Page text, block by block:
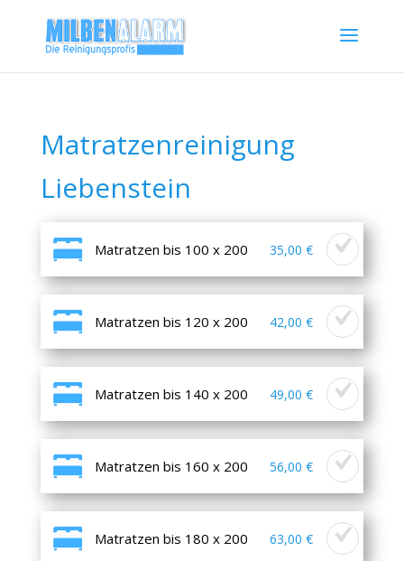
Matratzenreinigung
Liebenstein
Matratzen bis 100 x 200 35,00 €
Matratzen bis 120 x 200 42,00 €
Matratzen bis 140 x 200 49,00 €
Matratzen bis 160 x 200 56,00 €
Matratzen bis 180 x 200 63,00 €